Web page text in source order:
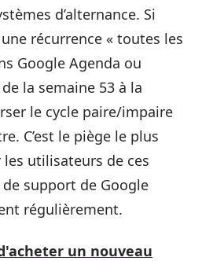
d’alternance. Si
récurrence « toutes les
Google Agenda ou
la semaine 53 à la
le cycle paire/impaire
C’est le piège le plus
utilisateurs de ces
support de Google
régulièrement.
un nouveau